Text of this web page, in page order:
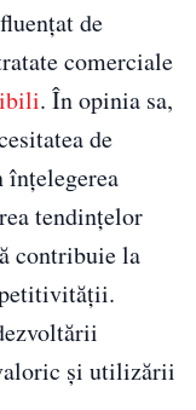
de
comerciale
. În opinia sa,
de
înțelegerea
tendințelor
contribuie la
și utilizării